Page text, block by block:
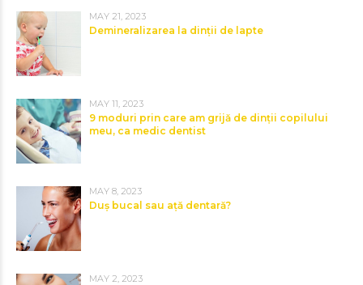
MAY 21, 2023
Demineralizarea la dinții de lapte
MAY 11, 2023
9 moduri prin care am grijă de dinții copilului
meu, ca medic dentist
MAY 8, 2023
Duș bucal sau ață dentară?
MAY 2, 2023